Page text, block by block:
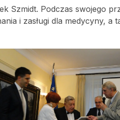
Szmidt. Podczas swojego
i zasługi dla medycyny,